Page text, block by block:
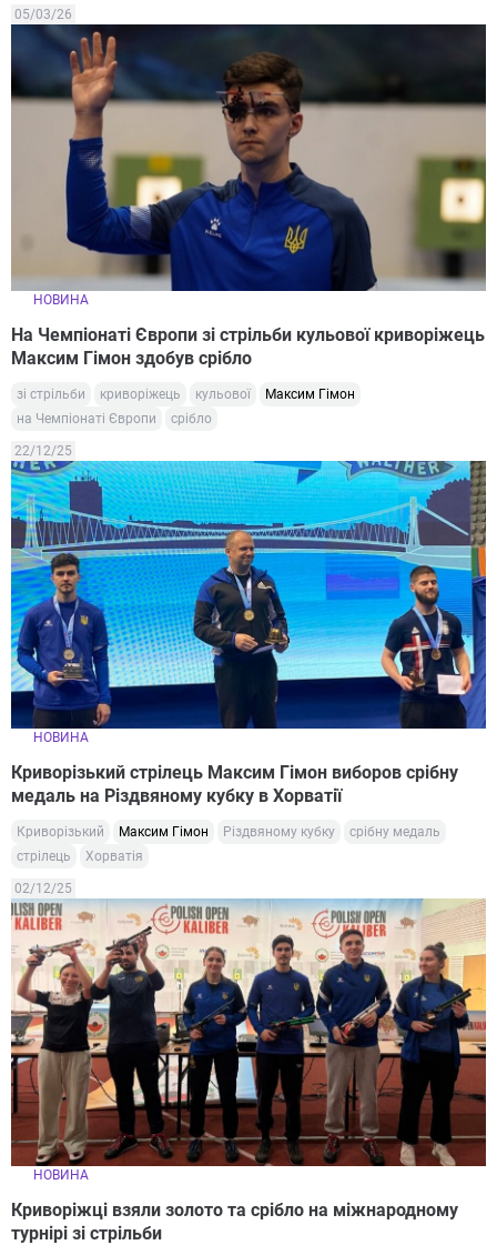
05/03/26
НОВИНА
На Чемпіонаті Європи зі стрільби кульової криворіжець
Максим Гімон здобув срібло
зі стрільби криворіжець кульової
Максим Гімон
на Чемпіонаті Європи
срібло
22/12/25
НОВИНА
Криворізький стрілець Максим Гімон виборов срібну
медаль на Різдвяному кубку в Хорватії
Криворізький Максим Гімон Різдвяному кубку
срібну медаль
стрілець
Хорватія
02/12/25
НОВИНА
Криворіжці взяли золото та срібло на міжнародному
турнірі зі стрільби